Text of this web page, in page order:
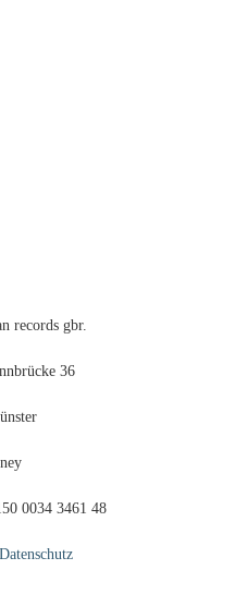
records gbr.
36
0034 3461 48